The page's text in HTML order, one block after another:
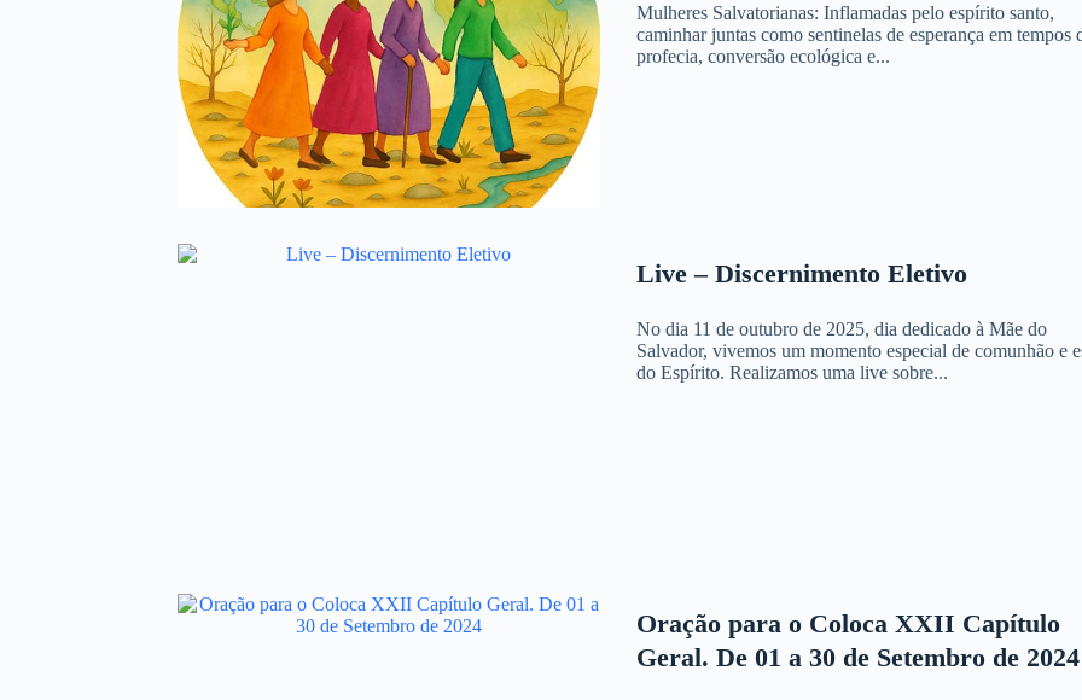
Mulheres Salvatorianas: Inflamadas pelo espírito santo,
caminhar juntas como sentinelas de esperança em tempos
profecia, conversão ecológica e...
Live – Discernimento Eletivo
No dia 11 de outubro de 2025, dia dedicado à Mãe do
Salvador, vivemos um momento especial de comunhão e
do Espírito. Realizamos uma live sobre...
Oração para o Coloca XXII Capítulo
Geral. De 01 a 30 de Setembro de 2024